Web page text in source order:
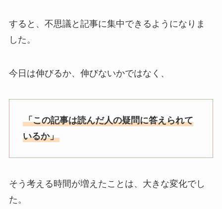
すると、不思議と記事に集中できるようになりま
した。
今日は伸びるか、伸びないかではなく、
「この記事は読んだ人の疑問に答えられて
いるか」
そう考える時間が増えたことは、大きな変化でし
た。